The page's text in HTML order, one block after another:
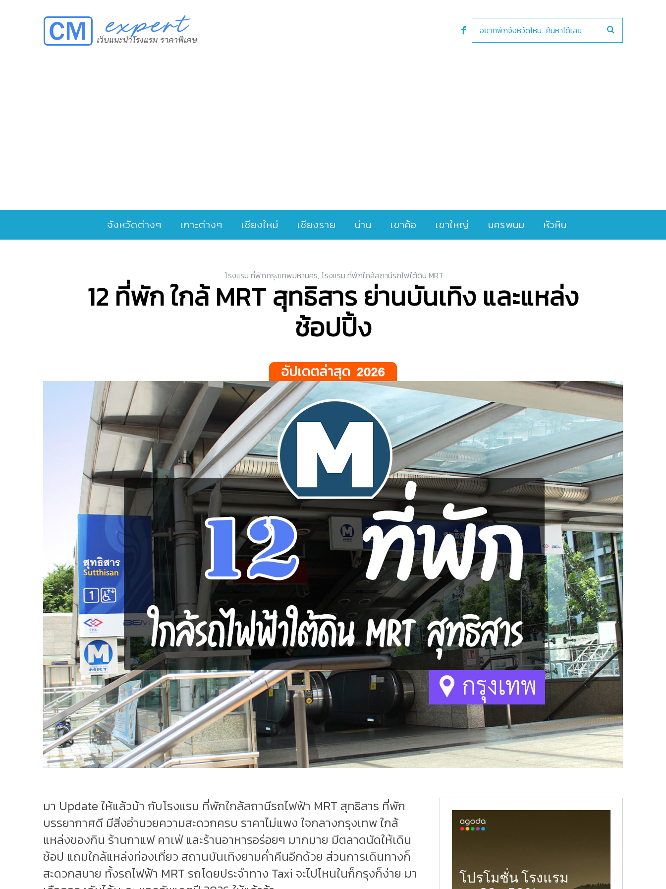
จังหวัดต่างๆ เกาะต่างๆ เชียงใหม่ เชียงราย น่าน เขาค้อ เขาใหญ่ นครพนม หัวหิน
โรงแรม ที่พักกรุงเทพมหานคร, โรงแรม ที่พักใกล้สถานีรถไฟใต้ดิน MRT
12 ที่พัก ใกล้ MRT สุทธิสาร ย่านบันเทิง และแหล่ง
ช้อปปิ้ง
มา Update ให้แล้วน้า กับโรงแรม ที่พักใกล้สถานีรถไฟฟ้า MRT สุทธิสาร ที่พัก
บรรยากาศดี มีสิ่งอำนวยความสะดวกครบ ราคาไม่แพง ใจกลางกรุงเทพ ใกล้
แหล่งของกิน ร้านกาแฟ คาเฟ่ และร้านอาหารอร่อยๆ มากมาย มีตลาดนัดให้เดิน
ช้อป แถมใกล้แหล่งท่องเที่ยว สถานบันเทิงยามค่ำคืนอีกด้วย ส่วนการเดินทางก็
สะดวกสบาย ทั้งรถไฟฟ้า MRT รถโดยประจำทาง Taxi จะไปไหนในก็กรุงก็ง่าย มา